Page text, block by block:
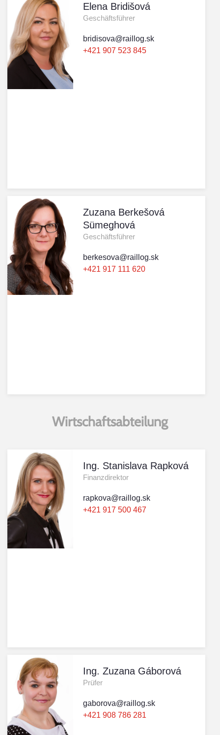
Elena Bridišová
Geschäftsführer
bridisova@raillog.sk
+421 907 523 845
Zuzana Berkešová
Sümeghová
Geschäftsführer
berkesova@raillog.sk
+421 917 111 620
Wirtschaftsabteilung
Ing. Stanislava Rapková
Finanzdirektor
rapkova@raillog.sk
+421 917 500 467
Ing. Zuzana Gáborová
Prüfer
gaborova@raillog.sk
+421 908 786 281